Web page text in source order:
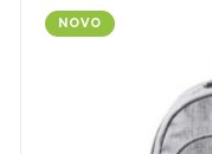
NOVO